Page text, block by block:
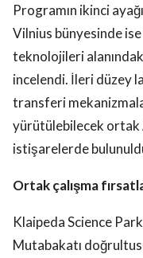
Programın ikinci
Vilnius bünyesinde
teknolojileri
incelendi. İleri düzey
transferi
yürütülebilecek ortak
istişarelerde
Ortak çalışma
Klaipeda Science
Mutabakatı